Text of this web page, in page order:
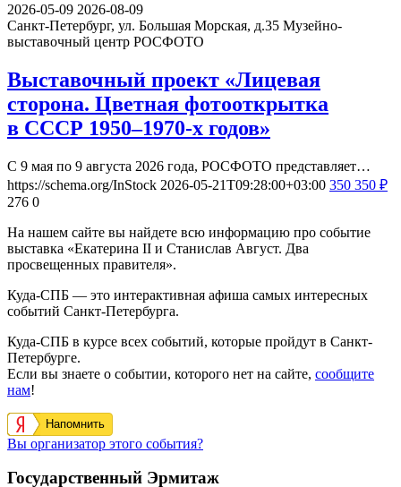
2026-05-09 2026-08-09
Санкт-Петербург, ул. Большая Морская, д.35 Музейно-
выставочный центр РОСФОТО
Выставочный проект «Лицевая
сторона. Цветная фотооткрытка
в СССР 1950–1970-х годов»
С 9 мая по 9 августа 2026 года, РОСФОТО представляет…
https://schema.org/InStock 2026-05-21T09:28:00+03:00 350 350 ₽
276 0
На нашем сайте вы найдете всю информацию про событие
выставка «Екатерина II и Станислав Август. Два
просвещенных правителя».
Куда-СПБ — это интерактивная афиша самых интересных
событий Санкт-Петербурга.
Куда-СПБ в курсе всех событий, которые пройдут в Санкт-
Петербурге.
Если вы знаете о событии, которого нет на сайте, сообщите
нам!
Напомнить
Вы организатор этого события?
Государственный Эрмитаж